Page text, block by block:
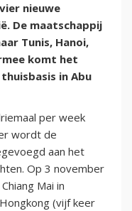
nieuwe
De maatschappij
Tunis, Hanoi,
komt het
in Abu
per week
wordt de
aan het
Op 3 november
Mai in
(vijf keer